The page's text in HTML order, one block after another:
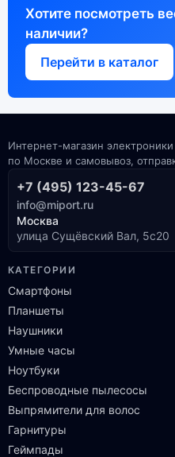
Хотите посмотреть
наличии?
Перейти в каталог
Интернет-магазин
по Москве и самовывоз,
+7 (495) 123-45-67
info@miport.ru
Москва
улица Сущёвский Вал, 5с20
КАТЕГОРИИ
Смартфоны
Планшеты
Наушники
Умные часы
Ноутбуки
Беспроводные пылесосы
Выпрямители для волос
Гарнитуры
Геймпады